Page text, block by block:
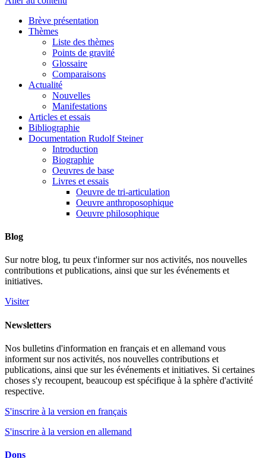
Brève présentation
Thèmes
Liste des thèmes
Points de gravité
Glossaire
Comparaisons
Actualité
Nouvelles
Manifestations
Articles et essais
Bibliographie
Documentation Rudolf Steiner
Introduction
Biographie
Oeuvres de base
Livres et essais
Oeuvre de tri-articulation
Oeuvre anthroposophique
Oeuvre philosophique
Blog
Sur notre blog, tu peux t'informer sur nos activités, nos nouvelles
contributions et publications, ainsi que sur les événements et
initiatives.
Visiter
Newsletters
Nos bulletins d'information en français et en allemand vous
informent sur nos activités, nos nouvelles contributions et
publications, ainsi que sur les événements et initiatives. Si certaines
choses s'y recoupent, beaucoup est spécifique à la sphère d'activité
respective.
S'inscrire à la version en français
S'inscrire à la version en allemand
Dons